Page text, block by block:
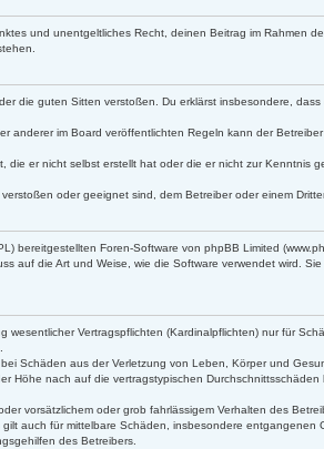
und unentgeltliches Recht, deinen Beitrag im Rahmen
die guten Sitten verstoßen. Du erklärst insbesondere,
im Board veröffentlichten Regeln kann der
er nicht selbst erstellt hat oder die er nicht zur Kenntnis
oder geeignet sind, dem Betreiber oder einem
bereitgestellten Foren-Software von phpBB Limited
auf die Art und Weise, wie die Software verwendet wird.
Vertragspflichten (Kardinalpflichten) nur für
Schäden aus der Verletzung von Leben, Körper und
nach auf die vertragstypischen
vorsätzlichem oder grob fahrlässigem Verhalten des
auch für mittelbare Schäden, insbesondere entgangenen
des Betreibers.